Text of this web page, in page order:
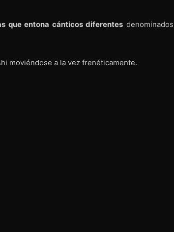
que entona cánticos diferentes denominados
moviéndose a la vez frenéticamente.